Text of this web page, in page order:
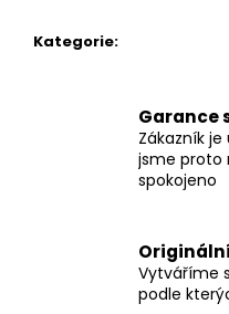
Kategorie:
Garance
Zákazník
jsme proto
spokojeno
Vytváříme
podle